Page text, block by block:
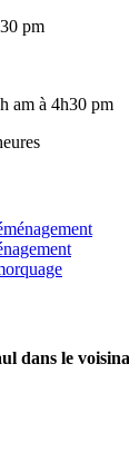
pm
am à 4h30 pm
dans le